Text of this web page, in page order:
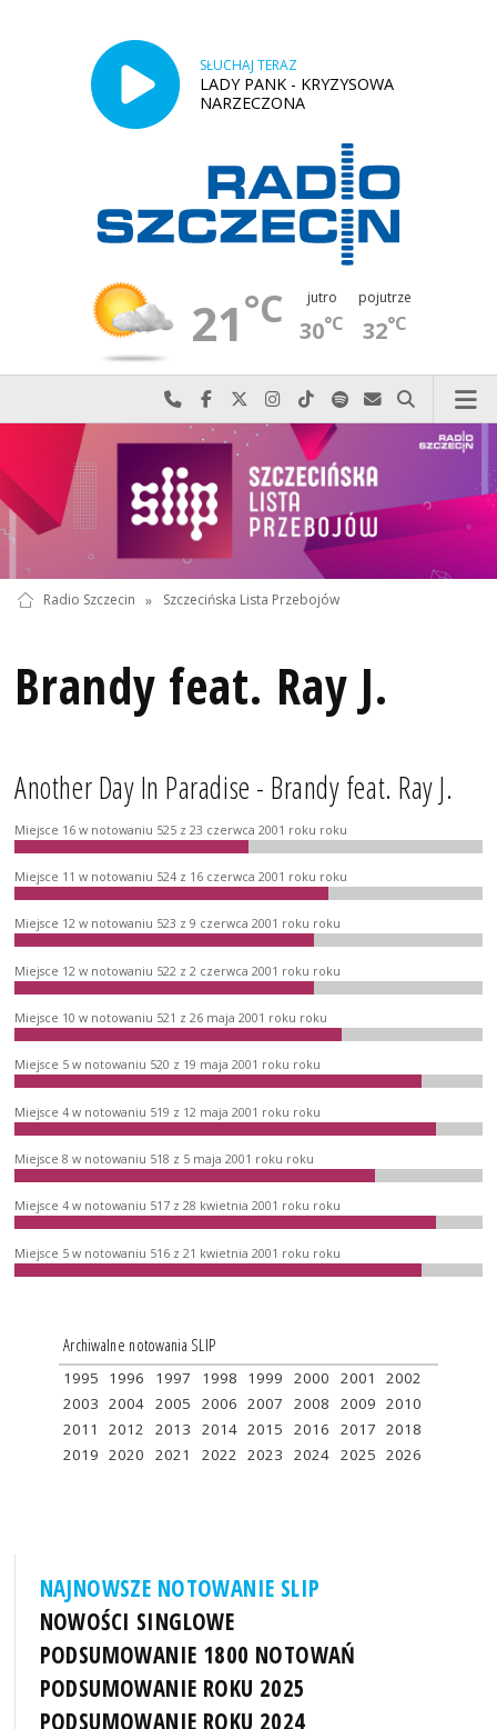
SŁUCHAJ TERAZ
LADY PANK - KRYZYSOWA
NARZECZONA
21°C jutro
30°C
pojutrze
32°C
Najlepiej po prostu do nas zadzwoń
Odwiedź nas na Facebook-u
Odwiedź nas na X
Odwiedź nas na Instagram-ie
Odwiedź nas na TikTok-u
Szukaj nas na Spotify
Wyślij do nas
Szukaj
Radio Szczecin » Szczecińska Lista Przebojów
Brandy feat. Ray J.
Another Day In Paradise - Brandy feat. Ray J.
Miejsce 16 w notowaniu 525 z 23 czerwca 2001 roku roku
Miejsce 11 w notowaniu 524 z 16 czerwca 2001 roku roku
Miejsce 12 w notowaniu 523 z 9 czerwca 2001 roku roku
Miejsce 12 w notowaniu 522 z 2 czerwca 2001 roku roku
Miejsce 10 w notowaniu 521 z 26 maja 2001 roku roku
Miejsce 5 w notowaniu 520 z 19 maja 2001 roku roku
Miejsce 4 w notowaniu 519 z 12 maja 2001 roku roku
Miejsce 8 w notowaniu 518 z 5 maja 2001 roku roku
Miejsce 4 w notowaniu 517 z 28 kwietnia 2001 roku roku
Miejsce 5 w notowaniu 516 z 21 kwietnia 2001 roku roku
Archiwalne notowania SLIP
1995 1996 1997 1998 1999 2000 2001
2002
2003 2004 2005 2006 2007 2008 2009 2010
2011
2012 2013 2014 2015 2016 2017 2018
2019 2020 2021 2022 2023 2024 2025 2026
NAJNOWSZE NOTOWANIE SLIP
NOWOŚCI SINGLOWE
PODSUMOWANIE 1800 NOTOWAŃ
PODSUMOWANIE ROKU 2025
PODSUMOWANIE ROKU 2024